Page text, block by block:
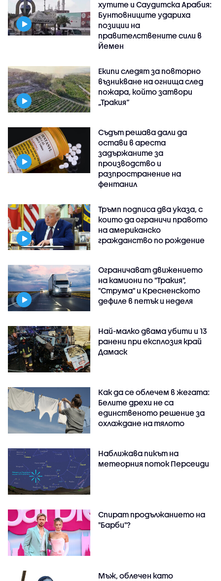
хутите и Саудитска Арабия:
Бунтовниците удариха
позиции на
правителствените сили в
Йемен
Екипи следят за повторно
възникване на огнища след
пожара, който затвори
„Тракия“
Съдът решава дали да
остави в ареста
задържаните за
производство и
разпространение на
фентанил
Тръмп подписа два указа, с
които да ограничи правото
на американско
гражданство по рождение
Ограничават движението
на камиони по "Тракия",
"Струма" и Кресненското
дефиле в петък и неделя
Най-малко двама убити и 13
ранени при експлозия край
Дамаск
Как да се облечем в жегата:
Белите дрехи не са
единственото решение за
охлаждане на тялото
Наближава пикът на
метеорния поток Персеиди
Спират продължанието на
"Барби"?
Мъж, облечен като